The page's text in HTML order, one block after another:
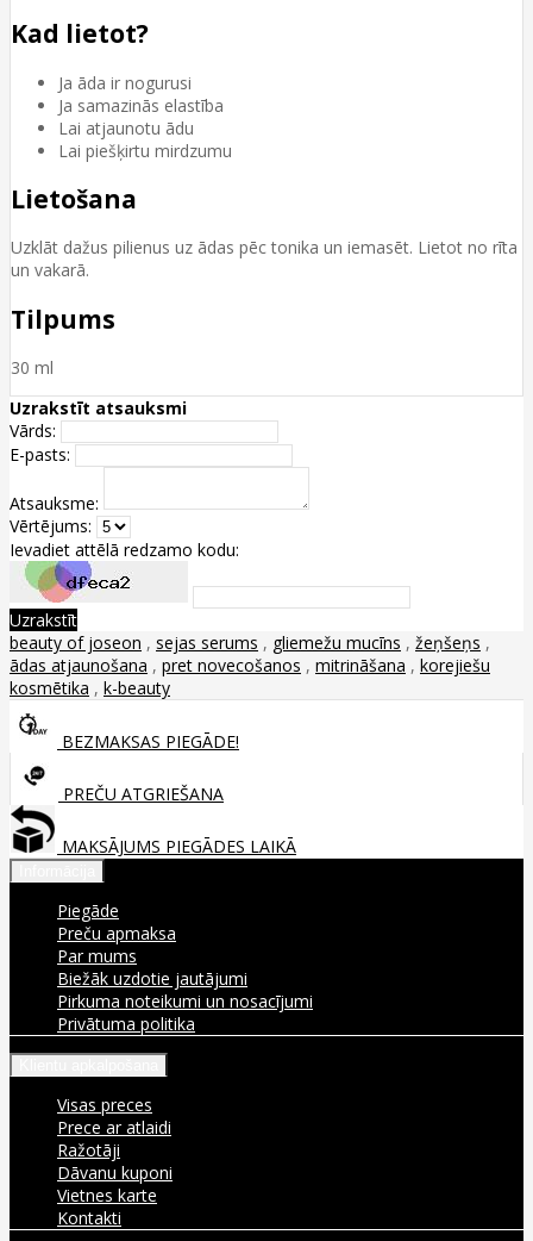
Kad lietot?
Ja āda ir nogurusi
Ja samazinās elastība
Lai atjaunotu ādu
Lai piešķirtu mirdzumu
Lietošana
Uzklāt dažus pilienus uz ādas pēc tonika un iemasēt. Lietot no rīta
un vakarā.
Tilpums
30 ml
Uzrakstīt atsauksmi
Vārds:
E-pasts:
Atsauksme:
Vērtējums:
Ievadiet attēlā redzamo kodu:
Uzrakstīt
beauty of joseon , sejas serums , gliemežu mucīns , žeņšeņs ,
ādas atjaunošana , pret novecošanos , mitrināšana , korejiešu
kosmētika , k-beauty
BEZMAKSAS PIEGĀDE!
PREČU ATGRIEŠANA
MAKSĀJUMS PIEGĀDES LAIKĀ
Piegāde
Preču apmaksa
Par mums
Biežāk uzdotie jautājumi
Pirkuma noteikumi un nosacījumi
Privātuma politika
Visas preces
Prece ar atlaidi
Ražotāji
Dāvanu kuponi
Vietnes karte
Kontakti